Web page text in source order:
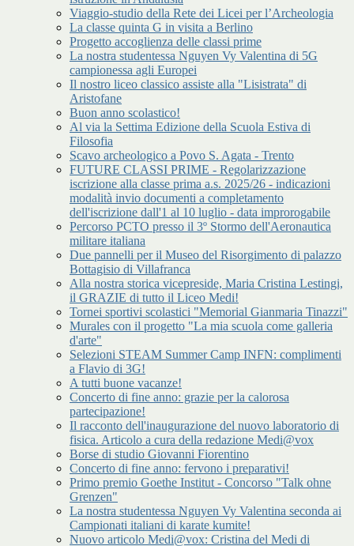
Viaggio-studio della Rete dei Licei per l’Archeologia
La classe quinta G in visita a Berlino
Progetto accoglienza delle classi prime
La nostra studentessa Nguyen Vy Valentina di 5G
campionessa agli Europei
Il nostro liceo classico assiste alla "Lisistrata" di
Aristofane
Buon anno scolastico!
Al via la Settima Edizione della Scuola Estiva di
Filosofia
Scavo archeologico a Povo S. Agata - Trento
FUTURE CLASSI PRIME - Regolarizzazione
iscrizione alla classe prima a.s. 2025/26 - indicazioni
modalità invio documenti a completamento
dell'iscrizione dall'1 al 10 luglio - data improrogabile
Percorso PCTO presso il 3º Stormo dell'Aeronautica
militare italiana
Due pannelli per il Museo del Risorgimento di palazzo
Bottagisio di Villafranca
Alla nostra storica vicepreside, Maria Cristina Lestingi,
il GRAZIE di tutto il Liceo Medi!
Tornei sportivi scolastici "Memorial Gianmaria Tinazzi"
Murales con il progetto "La mia scuola come galleria
d'arte"
Selezioni STEAM Summer Camp INFN: complimenti
a Flavio di 3G!
A tutti buone vacanze!
Concerto di fine anno: grazie per la calorosa
partecipazione!
Il racconto dell'inaugurazione del nuovo laboratorio di
fisica. Articolo a cura della redazione Medi@vox
Borse di studio Giovanni Fiorentino
Concerto di fine anno: fervono i preparativi!
Primo premio Goethe Institut - Concorso "Talk ohne
Grenzen"
La nostra studentessa Nguyen Vy Valentina seconda ai
Campionati italiani di karate kumite!
Nuovo articolo Medi@vox: Cristina del Medi di